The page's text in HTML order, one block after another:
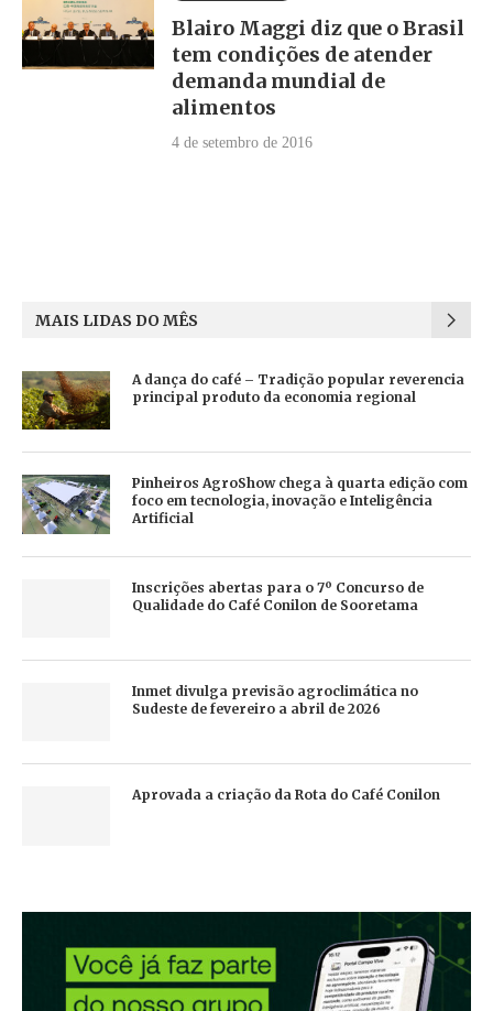
Blairo Maggi diz que o Brasil
tem condições de atender
demanda mundial de
alimentos
4 de setembro de 2016
MAIS LIDAS DO MÊS
A dança do café – Tradição popular reverencia
principal produto da economia regional
Pinheiros AgroShow chega à quarta edição com
foco em tecnologia, inovação e Inteligência
Artificial
Inscrições abertas para o 7º Concurso de
Qualidade do Café Conilon de Sooretama
Inmet divulga previsão agroclimática no
Sudeste de fevereiro a abril de 2026
Aprovada a criação da Rota do Café Conilon